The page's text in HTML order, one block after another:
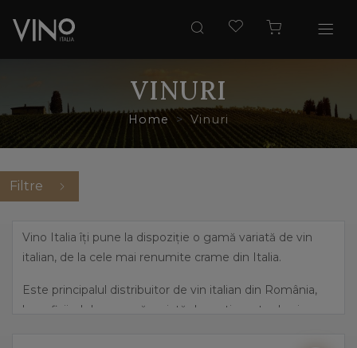
VINURI
Home Vinuri
Filtre
Vino Italia îți pune la dispoziție o gamă variată de vin
italian, de la cele mai renumite crame din Italia.
Este principalul distribuitor de vin italian din România,
beneficiind de o gamă variată de sortimente de vin,